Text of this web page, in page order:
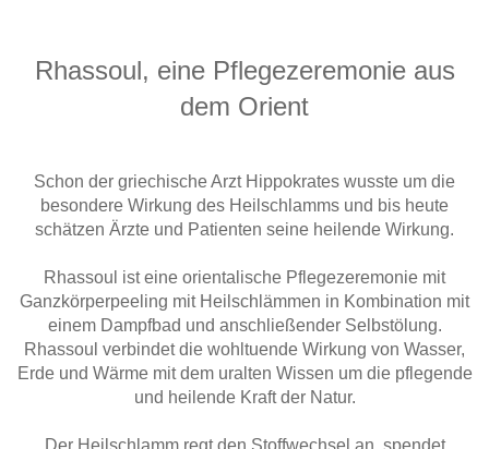
Rhassoul, eine Pflegezeremonie aus
dem Orient
Schon der griechische Arzt Hippokrates wusste um die
besondere Wirkung des Heilschlamms und bis heute
schätzen Ärzte und Patienten seine heilende Wirkung.
Rhassoul ist eine orientalische Pflegezeremonie mit
Ganzkörperpeeling mit Heilschlämmen in Kombination mit
einem Dampfbad und anschließender Selbstölung.
Rhassoul verbindet die wohltuende Wirkung von Wasser,
Erde und Wärme mit dem uralten Wissen um die pflegende
und heilende Kraft der Natur.
Der Heilschlamm regt den Stoffwechsel an, spendet